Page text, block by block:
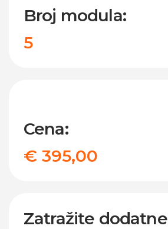
Broj modula:
5
Cena:
€ 395,00
Zatražite dodatne